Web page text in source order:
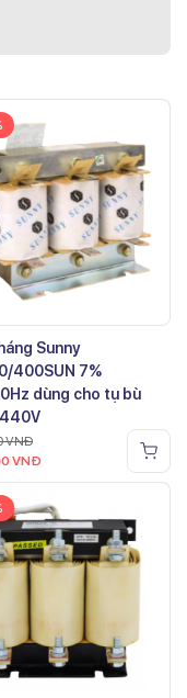
Sunny
400SUN 7%
dùng cho tụ bù
VNĐ
VNĐ